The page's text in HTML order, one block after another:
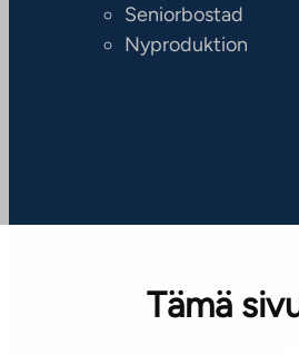
Tämä
Seniorbostad
Nyproduktion